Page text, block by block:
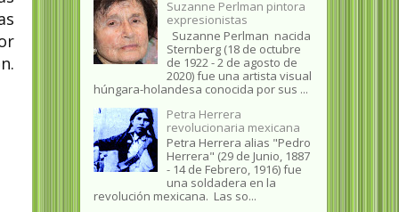
Suzanne Perlman pintora
expresionistas
Suzanne Perlman nacida
Sternberg (18 de octubre
de 1922 - 2 de agosto de
2020) fue una artista visual
húngara-holandesa conocida por sus ...
Petra Herrera
revolucionaria mexicana
Petra Herrera alias "Pedro
Herrera" (29 de Junio, 1887
- 14 de Febrero, 1916) fue
una soldadera en la
revolución mexicana. Las so...